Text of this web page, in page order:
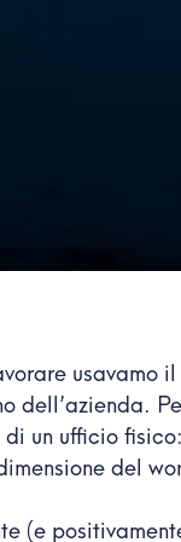
usavamo
dell’azienda.
un ufficio fisico:
del
(e